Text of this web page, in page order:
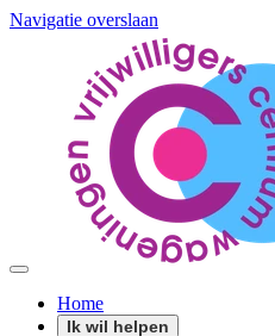
Navigatie overslaan
Home
Ik wil helpen